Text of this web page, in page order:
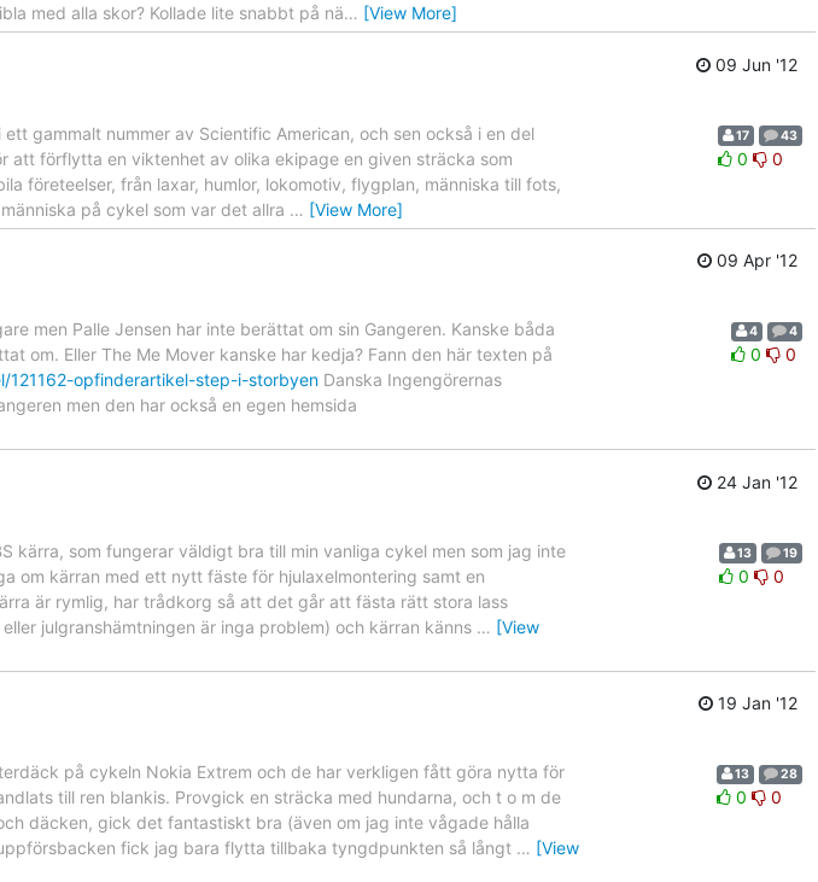
med alla skor? Kollade lite snabbt på nä… [View More]
09 Jun '12
gammalt nummer av Scientific American, och sen också i en del
att förflytta en viktenhet av olika ekipage en given sträcka som
företeelser, från laxar, humlor, lokomotiv, flygplan, människa till fots,
på cykel som var det allra … [View More]
17 43
0 0
09 Apr '12
men Palle Jensen har inte berättat om sin Gangeren. Kanske båda
om. Eller The Me Mover kanske har kedja? Fann den här texten på
121162-opfinderartikel-step-i-storbyen Danska Ingengörernas
men den har också en egen hemsida
4 4
0 0
24 Jan '12
kärra, som fungerar väldigt bra till min vanliga cykel men som jag inte
om kärran med ett nytt fäste för hjulaxelmontering samt en
är rymlig, har trådkorg så att det går att fästa rätt stora lass
julgranshämtningen är inga problem) och kärran känns … [View
13 19
0 0
19 Jan '12
på cykeln Nokia Extrem och de har verkligen fått göra nytta för
till ren blankis. Provgick en sträcka med hundarna, och t o m de
däcken, gick det fantastiskt bra (även om jag inte vågade hålla
fick jag bara flytta tillbaka tyngdpunkten så långt … [View
13 28
0 0